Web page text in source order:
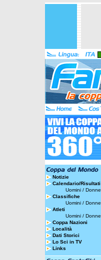
Notizie
Calendario/Risultati
Uomini / Donne
Classifiche
Uomini / Donne
Atleti
Uomini / Donne
Coppa Nazioni
Località
Dati Storici
Lo Sci in TV
Links